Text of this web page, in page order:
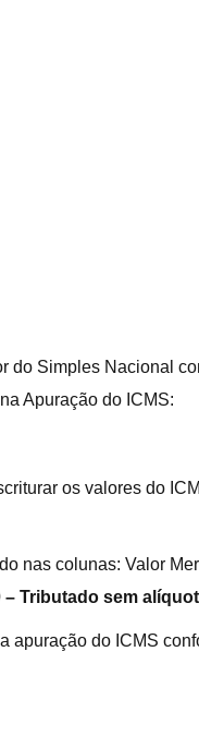
do Simples Nacional
Apuração do ICMS:
os valores do
nas colunas: Valor
– Tributado sem
apuração do ICMS